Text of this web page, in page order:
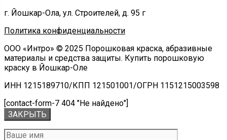
г. Йошкар-Ола, ул. Строителей, д. 95 г
Политика конфиденциальности
ООО «Интро» © 2025 Порошковая краска, абразивные
материалы и средства защиты. Купить порошковую
краску в Йошкар-Оле
ИНН 1215189710/КПП 121501001/ОГРН 1151215003598
[contact-form-7 404 "Не найдено"]
ЗАКРЫТЬ